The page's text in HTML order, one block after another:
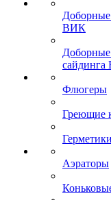
ВИК
Флюгеры
Греющие
Аэраторы